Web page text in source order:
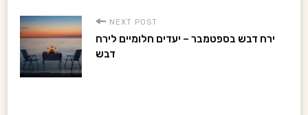
NEXT POST
ירח דבש בספטמבר – יעדים חלומיים לירח
דבש